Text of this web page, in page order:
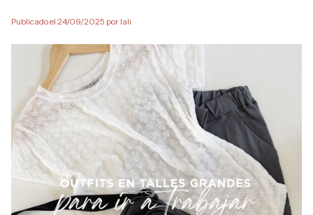
Publicado el 24/09/2025 por lali